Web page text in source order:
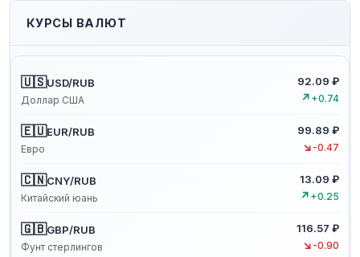
КУРСЫ ВАЛЮТ
🇺🇸USD/RUB
Доллар США
92.09 ₽
↗ +0.74
🇪🇺EUR/RUB
Евро
99.89 ₽
↘ -0.47
🇨🇳CNY/RUB
Китайский юань
13.09 ₽
↗ +0.25
🇬🇧GBP/RUB
Фунт стерлингов
116.57 ₽
↘ -0.90